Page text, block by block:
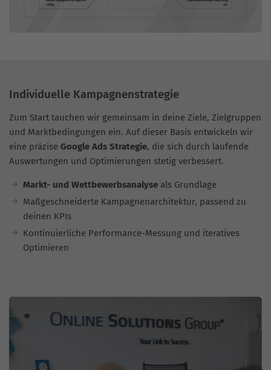
Individuelle Kampagnenstrategie
Zum Start tauchen wir gemeinsam in deine Ziele, Zielgruppen
und Marktbedingungen ein. Auf dieser Basis entwickeln wir
eine präzise Google Ads Strategie, die sich durch laufende
Auswertungen und Optimierungen stetig verbessert.
Markt- und Wettbewerbsanalyseals Grundlage
Maßgeschneiderte Kampagnenarchitektur, passend zu
deinen KPIs
Kontinuierliche Performance-Messung und iteratives
Optimieren